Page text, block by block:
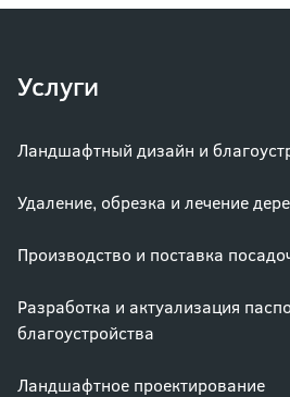
Услуги
Ландшафтный дизайн и
Удаление, обрезка и лечение
Производство и поставка
Разработка и актуализация
благоустройства
Ландшафтное проектирование